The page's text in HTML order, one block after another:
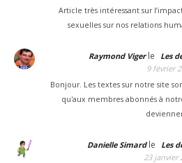
Article très intéressant sur
sexuelles sur nos relations
Raymond Vigerle
Les
9 février
Bonjour. Les textes sur notre site
qu'aux membres abonnés à
Danielle Simardle
Les
23 janvier